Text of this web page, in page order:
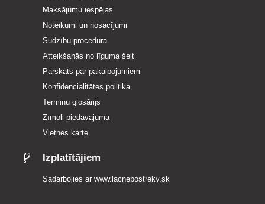
Maksājumu iespējas
Noteikumi un nosacījumi
Sūdzību procedūra
Atteikšanās no līguma šeit
Pārskats par pakalpojumiem
Konfidencialitātes politika
Terminu glosārijs
Zīmoli piedāvājumā
Vietnes karte
Izplatītājiem
Sadarbojies ar www.lacnepostreky.sk